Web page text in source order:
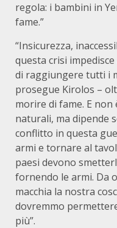
regola: i bambini in
fame.”
“Insicurezza,
questa crisi
di raggiungere tutti i
prosegue Kirolos –
morire di fame. E non
naturali, ma dipende
conflitto in questa
armi e tornare al
paesi devono
fornendo le armi. Da
macchia la nostra
dovremmo
più”.